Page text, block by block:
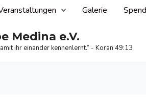
Galerie
Medina e.V.
ihr einander kennenlernt.“ - Koran 49:13